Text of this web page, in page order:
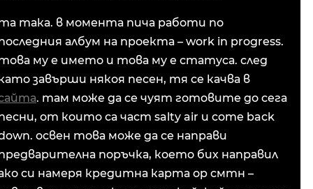
така. в момента пича работи по
албум на проекта – work in progress.
му е името и това му е статуса. след
завърши някоя песен, тя се качва в
. там може да се чуят готовите до сега
от които са част salty air и come back
освен това може да се направи
поръчка, което бих направил
си намеря кредитна карта ор смтн –